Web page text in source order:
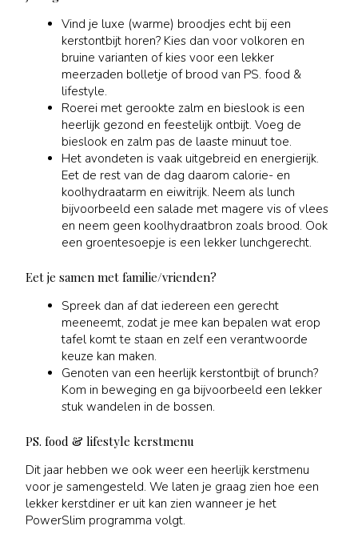
Vind je luxe (warme) broodjes echt bij een
kerstontbijt horen? Kies dan voor volkoren en
bruine varianten of kies voor een lekker
meerzaden bolletje of brood van PS. food &
lifestyle.
Roerei met gerookte zalm en bieslook is een
heerlijk gezond en feestelijk ontbijt. Voeg de
bieslook en zalm pas de laaste minuut toe.
Het avondeten is vaak uitgebreid en energierijk.
Eet de rest van de dag daarom calorie- en
koolhydraatarm en eiwitrijk. Neem als lunch
bijvoorbeeld een salade met magere vis of vlees
en neem geen koolhydraatbron zoals brood. Ook
een groentesoepje is een lekker lunchgerecht.
Eet je samen met familie/vrienden?
Spreek dan af dat iedereen een gerecht
meeneemt, zodat je mee kan bepalen wat erop
tafel komt te staan en zelf een verantwoorde
keuze kan maken.
Genoten van een heerlijk kerstontbijt of brunch?
Kom in beweging en ga bijvoorbeeld een lekker
stuk wandelen in de bossen.
PS. food & lifestyle kerstmenu
Dit jaar hebben we ook weer een heerlijk kerstmenu
voor je samengesteld. We laten je graag zien hoe een
lekker kerstdiner er uit kan zien wanneer je het
PowerSlim programma volgt.